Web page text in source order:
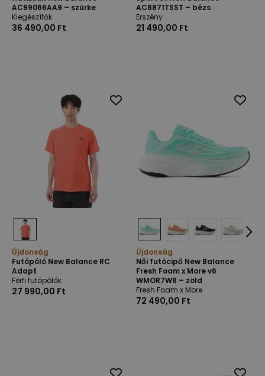
AC99066AA9 – szürke
Kiegészítők
36 490,00 Ft
AC8871TSST – bézs
Erszény
21 490,00 Ft
Újdonság
Futópóló New Balance RC
Adapt
Férfi futópólók
27 990,00 Ft
Újdonság
Női futócipő New Balance
Fresh Foam x More v6
WMOR7W8 – zöld
Fresh Foam x More
72 490,00 Ft